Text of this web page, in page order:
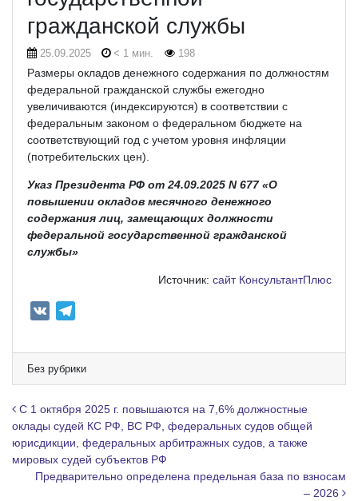
гражданской службы
25.09.2025 < 1 мин. 198
Размеры окладов денежного содержания по должностям
федеральной гражданской службы ежегодно
увеличиваются (индексируются) в соответствии с
федеральным законом о федеральном бюджете на
соответствующий год с учетом уровня инфляции
(потребительских цен).
Указ Президента РФ от 24.09.2025 N 677 «О
повышении окладов месячного денежного
содержания лиц, замещающих должности
федеральной государственной гражданской
службы»
Источник: сайт КонсультантПлюс
e
g
r
a
m
Без рубрики
Навигация по записям
С 1 октября 2025 г. повышаются на 7,6% должностные
оклады судей КС РФ, ВС РФ, федеральных судов общей
юрисдикции, федеральных арбитражных судов, а также
мировых судей субъектов РФ
Предварительно определена предельная база по взносам
– 2026